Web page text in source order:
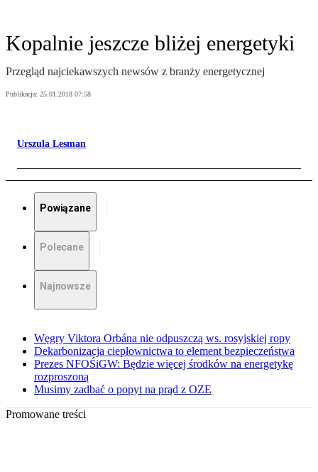
Kopalnie jeszcze bliżej energetyki
Przegląd najciekawszych newsów z branży energetycznej
Publikacja: 25.01.2018 07:58
Urszula Lesman
Powiązane
Polecane
Najnowsze
Węgry Viktora Orbána nie odpuszczą ws. rosyjskiej ropy
Dekarbonizacja ciepłownictwa to element bezpieczeństwa
Prezes NFOŚiGW: Będzie więcej środków na energetykę
rozproszoną
Musimy zadbać o popyt na prąd z OZE
Promowane treści